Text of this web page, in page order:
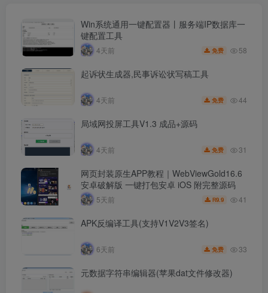
Win系统通用一键配置器丨服务端IP数据库一
键配置工具
4天前 免费 58
起诉状生成器,民事诉讼状写稿工具
4天前 免费 44
局域网投屏工具V1.3 成品+源码
4天前 免费 31
网页封装原生APP教程｜WebViewGold16.6
安卓破解版 一键打包安卓 iOS 附完整源码
5天前 R9.9 41
APK反编译工具(支持V1V2V3签名)
6天前 免费 33
元数据字符串编辑器(苹果dat文件修改器)